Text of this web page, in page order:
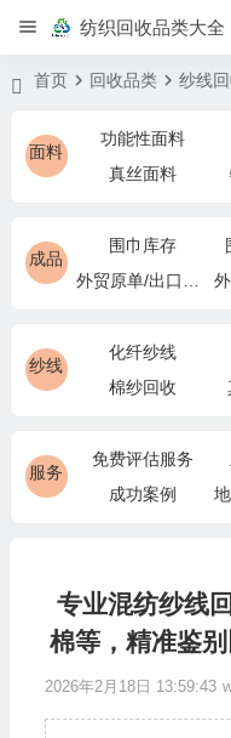
纺织回收品类大
首页 回收品类 纱线
面料
功能性面料
真丝面料
成品
围巾库存
纱线
化纤纱线
棉纱回收
服务
免费评估服务
成功案例
专业混纺纱线
棉等，精准鉴
2026年2月18日 13:59:43